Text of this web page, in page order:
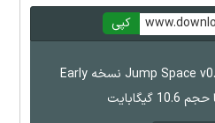
کپی
بازی Jump Space v0.6.14.2 نسخه Early